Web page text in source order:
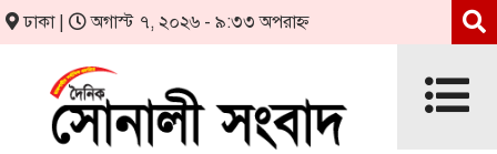
ঢাকা | অগাস্ট ৭, ২০২৬ - ৯:৩৩ অপরাহ্ন